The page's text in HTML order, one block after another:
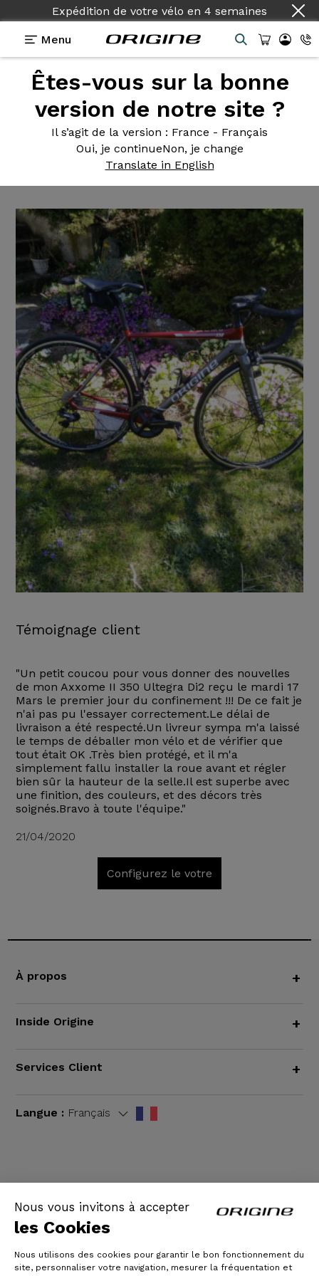
Nous vous invitons à accepter
les Cookies
Nous utilisons des cookies pour garantir le bon fonctionnement du
site, personnaliser votre navigation, mesurer la fréquentation et
Expédition de votre vélo en 4 semaines
Menu
Êtes-vous sur la bonne
version de notre site ?
Il s’agit de la version : France - Français
Oui, je continueNon, je change
Translate in English
Témoignages>Axxome II 350 - Ultegra Di2 -
Axxome II 350 - Ultegra Di2 -
Fulcrum Racing Zero
Témoignage client
"Un petit coucou pour vous donner des nouvelles
de mon Axxome II 350 Ultegra Di2 reçu le mardi 17
Mars le premier jour du confinement !!! De ce fait je
n'ai pas pu l'essayer correctement.Le délai de
livraison a été respecté.Un livreur sympa m'a laissé
le temps de déballer mon vélo et de vérifier que
tout était OK .Très bien protégé, et il m'a
simplement fallu installer la roue avant et régler
bien sûr la hauteur de la selle.Il est superbe avec
une finition, des couleurs, et des décors très
soignés.Bravo à toute l'équipe."
21/04/2020
Configurez le votre
À propos +
Inside Origine +
Services Client +
Langue : Français